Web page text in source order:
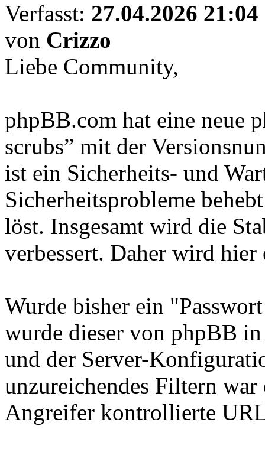
Verfasst: 27.04.2026 21:04
von Crizzo
Liebe Community,
phpBB.com hat eine neue
scrubs” mit der
ist ein Sicherheits- und
Sicherheitsprobleme
löst. Insgesamt wird die
verbessert. Daher wird
Wurde bisher ein
wurde dieser von phpBB
und der Server-
unzureichendes Filtern
Angreifer kontrollierte